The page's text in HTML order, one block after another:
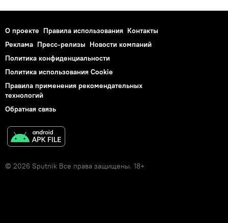
О проекте Правила использования Контакты
Реклама Пресс-релизы Новости компаний
Политика конфиденциальности
Политика использования Cookie
Правила применения рекомендательных
технологий
Обратная связь
© 2026 Sputnik Все права защищены. 18+